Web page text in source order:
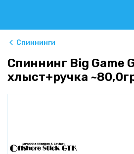
Спиннинги
Спиннинг Big Game
хлыст+ручка